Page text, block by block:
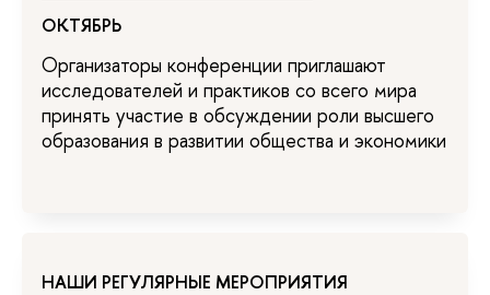
ОКТЯБРЬ
Организаторы конференции приглашают
исследователей и практиков со всего мира
принять участие в обсуждении роли высшего
образования в развитии общества и экономики
НАШИ РЕГУЛЯРНЫЕ МЕРОПРИЯТИЯ